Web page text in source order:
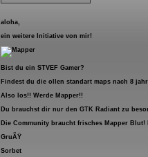
aloha,
ein weitere Initiative von mir!
Bist du ein STVEF Gamer?
Findest du die ollen standart maps nach 8
Also los!! Werde Mapper!!
Du brauchst dir nur den GTK Radiant zu
Die Community braucht frisches Mapper Blut!
GruÃŸ
Sorbet